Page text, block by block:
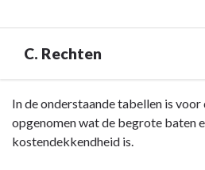
C. Rechten
Terug
naar
navigatie
In de onderstaande tabellen is
opgenomen wat de begrote baten
kostendekkendheid is.